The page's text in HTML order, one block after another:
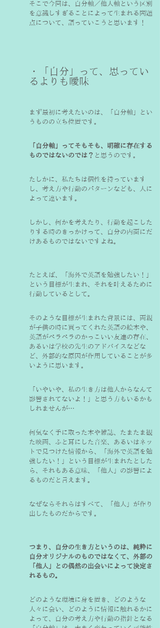
そこで今回は、自分軸／他人軸という区別
を意識しすぎることによって生まれる問題
点について、語っていこうと思います！
・「自分」って、思ってい
るよりも曖昧
まず最初に考えたいのは、「自分軸」とい
うものの立ち位置です。
「自分軸」ってそもそも、明確に存在する
ものではないのでは？ と思うのです。
たしかに、私たちは個性を持っています
し、考え方や行動のパターンなども、人に
よって違います。
しかし、何かを考えたり、行動を起こした
りする時のきっかけって、自分の内面にだ
けあるものではないですよね。
たとえば、「海外で英語を勉強したい！」
という目標が生まれ、それを叶えるために
行動しているとして。
そのような目標が生まれた背景には、両親
が子供の時に買ってくれた英語の絵本や、
英語がペラペラのかっこいい友達の存在、
あるいは学校の先生のアドバイスなどな
ど、外部的な原因が作用していることが多
いように思います。
「いやいや、私の生き方は他人からなんて
影響されてないよ！」と思う方もいるかも
しれませんが…
何気なく手に取った本や雑誌、たまたま観
た映画、ふと耳にした音楽、あるいはネッ
トで見つけた情報から、「海外で英語を勉
強したい！」という目標が生まれたとした
ら、それもある意味、「他人」の影響によ
るものだと言えます。
なぜならそれらはすべて、「他人」が作り
出したものだからです。
つまり、自分の生き方というのは、純粋に
自分オリジナルのものではなくて、外部の
「他人」との偶然の出会いによって決定さ
れるもの。
どのような環境に身を置き、どのような
人々に会い、どのように情報に触れるかに
よって、自分の考え方や行動の指針となる